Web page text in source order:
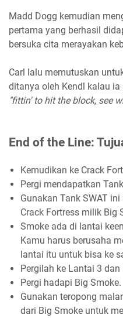
Madd Dogg kemudian
pertama yang berhasil
bersuka cita merayakan
Carl lalu memutuskan
ditanya oleh Kendl kalau
"fittin' to hit the block, see
End of the Line:
Kemudikan ke Crack
Pergi mendapatkan
Gunakan Tank SWAT
Crack Fortress milik Big
Smoke ada di lantai
Kamu harus berusaha
lantai itu untuk bisa ke
Pergilah ke Lantai 3 dan
Pergi hadapi Big Smoke.
Gunakan teropong
dari Big Smoke untuk